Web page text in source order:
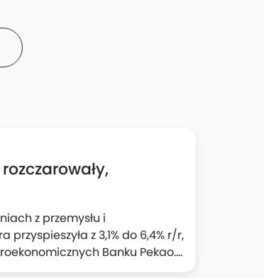
z przemysłu i
z 3,1% do 6,4% r/r,
Banku Pekao.
a "pozytywna opowieść" o